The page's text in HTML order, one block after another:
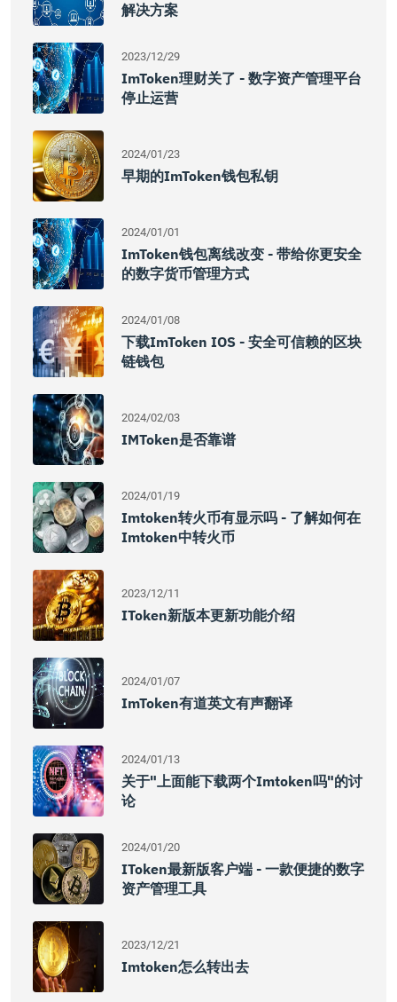
解决方案
2023/12/29
ImToken理财关了 - 数字资产管理平台
停止运营
2024/01/23
早期的imToken钱包私钥
2024/01/01
ImToken钱包离线改变 - 带给你更安全
的数字货币管理方式
2024/01/08
下载imToken IOS - 安全可信赖的区块
链钱包
2024/02/03
IMToken是否靠谱
2024/01/19
Imtoken转火币有显示吗 - 了解如何在
Imtoken中转火币
2023/12/11
IToken新版本更新功能介绍
2024/01/07
ImToken有道英文有声翻译
2024/01/13
关于"上面能下载两个imtoken吗"的讨
论
2024/01/20
IToken最新版客户端 - 一款便捷的数字
资产管理工具
2023/12/21
Imtoken怎么转出去